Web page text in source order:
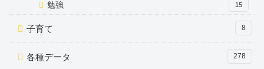
勉強 15
子育て 8
各種データ 278